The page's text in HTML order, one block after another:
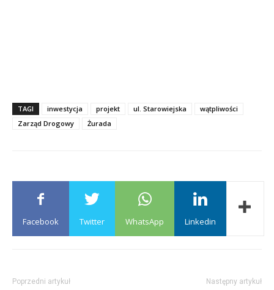
TAGI inwestycja projekt ul. Starowiejska
wątpliwości
Zarząd Drogowy
Żurada
Facebook Twitter WhatsApp Linkedin
Poprzedni artykuł Następny artykuł